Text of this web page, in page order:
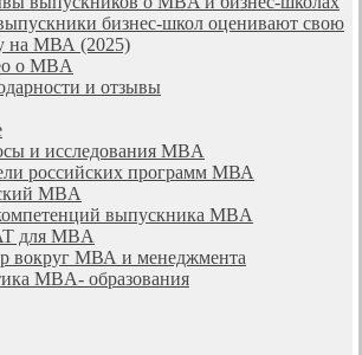
бизнес-школ оценивают свою
на МВА (2025)
о MBA
и отзывы
и исследования MBA
российских программ МВА
MBA
выпускника MBA
для MBA
вокруг МВА и менеджмента
MBA- образования